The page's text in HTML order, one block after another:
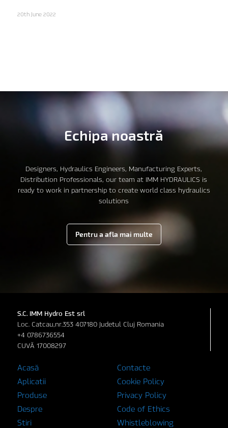
20th June 2022
Echipa noastră
Designers, Hydraulics Engineers, Manufacturing Experts,
Distribution Professionals, our team at IMM HYDRAULICS is
ready to work in partnership to create world class hydraulics
solutions
Pentru a afla mai multe
S.C. IMM Hydro Est srl
Loc. Catcau,nr.353 407180 Judetul Cluj Romania
+4 0786736554
CUVĂ 17008297
Acasă
Aplicatii
Produse
Despre
Stiri
Contacte
Cookie Policy
Privacy Policy
Code of Ethics
Whistleblowing